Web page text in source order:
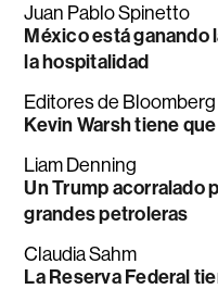
Juan Pablo Spinetto
México está ganando
la hospitalidad
Editores de
Kevin Warsh tiene
Liam Denning
Un Trump acorralado
grandes petroleras
Claudia Sahm
La Reserva Federal